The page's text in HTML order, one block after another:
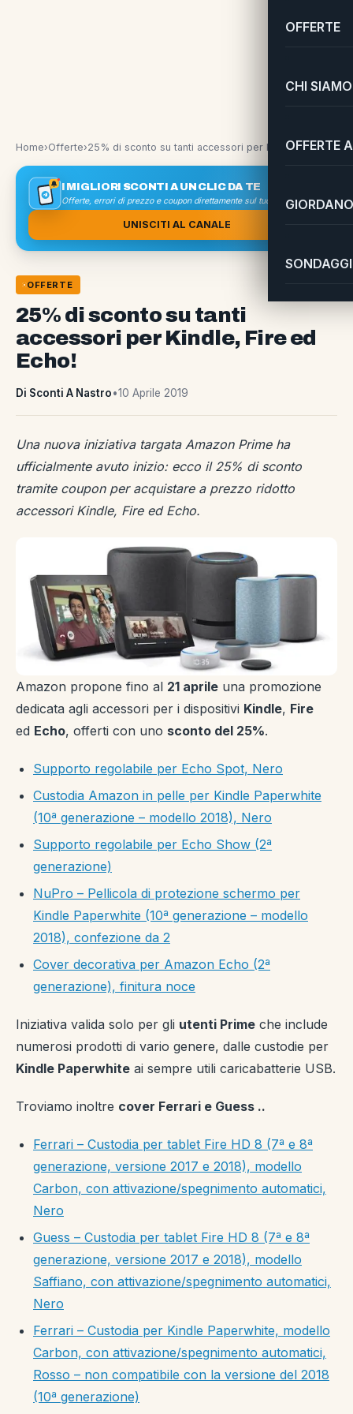
OFFERTE
CHI SIAMO
OFFERTE
Home›Offerte› 25% di sconto su tanti accessori per Kindle, Fire ed Echo!
I MIGLIORI SCONTI A UN CLIC DA TE
Offerte, errori di prezzo e coupon direttamente sul tuo smartphone
UNISCITI AL CANALE
OFFERTE
25% di sconto su tanti
accessori per Kindle, Fire ed
Echo!
Di Sconti A Nastro•10 Aprile 2019
Una nuova iniziativa targata Amazon Prime ha
ufficialmente avuto inizio: ecco il 25% di sconto
tramite coupon per acquistare a prezzo ridotto
accessori Kindle, Fire ed Echo.
Amazon propone fino al 21 aprile una promozione
dedicata agli accessori per i dispositivi Kindle, Fire
ed Echo, offerti con uno sconto del 25%.
Supporto regolabile per Echo Spot, Nero
Custodia Amazon in pelle per Kindle Paperwhite
(10ª generazione – modello 2018), Nero
Supporto regolabile per Echo Show (2ª
generazione)
NuPro – Pellicola di protezione schermo per
Kindle Paperwhite (10ª generazione – modello
2018), confezione da 2
Cover decorativa per Amazon Echo (2ª
generazione), finitura noce
Iniziativa valida solo per gli utenti Prime che include
numerosi prodotti di vario genere, dalle custodie per
Kindle Paperwhite ai sempre utili caricabatterie USB.
Troviamo inoltre cover Ferrari e Guess ..
Ferrari – Custodia per tablet Fire HD 8 (7ª e 8ª
generazione, versione 2017 e 2018), modello
Carbon, con attivazione/spegnimento automatici,
Nero
Guess – Custodia per tablet Fire HD 8 (7ª e 8ª
generazione, versione 2017 e 2018), modello
Saffiano, con attivazione/spegnimento automatici,
Nero
Ferrari – Custodia per Kindle Paperwhite, modello
Carbon, con attivazione/spegnimento automatici,
Rosso – non compatibile con la versione del 2018
(10ª generazione)